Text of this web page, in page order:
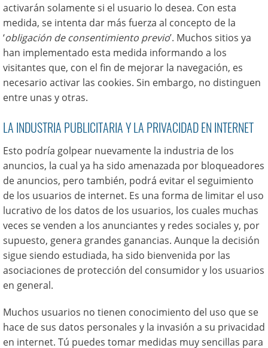
activarán solamente si el usuario lo desea. Con esta
medida, se intenta dar más fuerza al concepto de la
‘obligación de consentimiento previo’. Muchos sitios ya
han implementado esta medida informando a los
visitantes que, con el fin de mejorar la navegación, es
necesario activar las cookies. Sin embargo, no distinguen
entre unas y otras.
LA INDUSTRIA PUBLICITARIA Y LA PRIVACIDAD EN INTERNET
Esto podría golpear nuevamente la industria de los
anuncios, la cual ya ha sido amenazada por bloqueadores
de anuncios, pero también, podrá evitar el seguimiento
de los usuarios de internet. Es una forma de limitar el uso
lucrativo de los datos de los usuarios, los cuales muchas
veces se venden a los anunciantes y redes sociales y, por
supuesto, genera grandes ganancias. Aunque la decisión
sigue siendo estudiada, ha sido bienvenida por las
asociaciones de protección del consumidor y los usuarios
en general.
Muchos usuarios no tienen conocimiento del uso que se
hace de sus datos personales y la invasión a su privacidad
en internet. Tú puedes tomar medidas muy sencillas para